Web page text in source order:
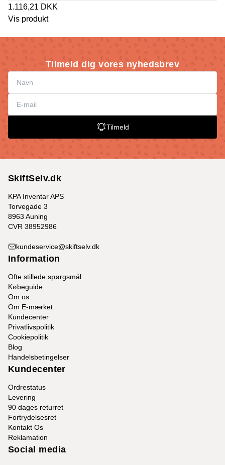
1.116,21 DKK
Vis produkt
Tilmeld dig vores nyhedsbrev
Tilmeld
SkiftSelv.dk
KPA Inventar APS
Torvegade 3
8963 Auning
CVR 38952986
kundeservice@skiftselv.dk
Information
Ofte stillede spørgsmål
Købeguide
Om os
Om E-mærket
Kundecenter
Privatlivspolitik
Cookiepolitik
Blog
Handelsbetingelser
Kundecenter
Ordrestatus
Levering
90 dages returret
Fortrydelsesret
Kontakt Os
Reklamation
Social media